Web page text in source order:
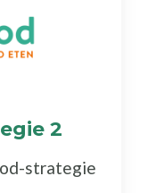
2
strategie